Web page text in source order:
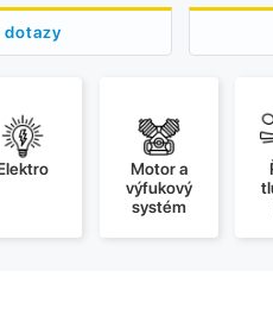
dotazy
Motor a
výfukový
systém